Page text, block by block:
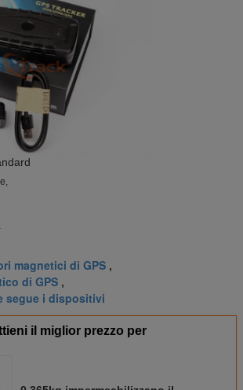
magnetici di GPS ,
di GPS ,
segue i dispositivi
il miglior prezzo per